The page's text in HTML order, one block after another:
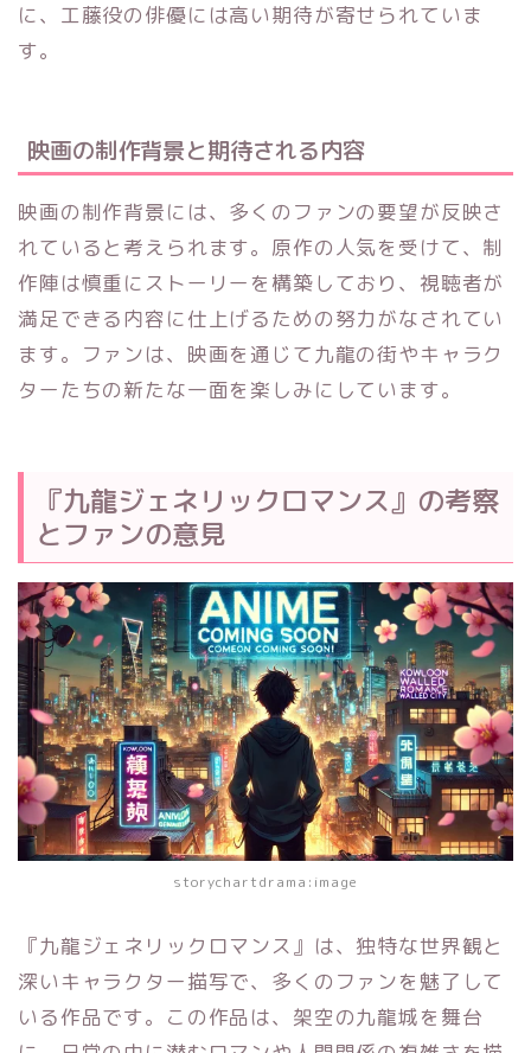
に、工藤役の俳優には高い期待が寄せられていま
す。
映画の制作背景と期待される内容
映画の制作背景には、多くのファンの要望が反映さ
れていると考えられます。原作の人気を受けて、制
作陣は慎重にストーリーを構築しており、視聴者が
満足できる内容に仕上げるための努力がなされてい
ます。ファンは、映画を通じて九龍の街やキャラク
ターたちの新たな一面を楽しみにしています。
『九龍ジェネリックロマンス』の考察
とファンの意見
storychartdrama:image
『九龍ジェネリックロマンス』は、独特な世界観と
深いキャラクター描写で、多くのファンを魅了して
いる作品です。この作品は、架空の九龍城を舞台